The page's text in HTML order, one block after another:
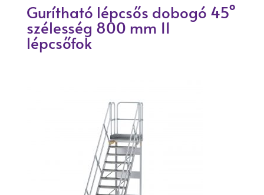
Gurítható lépcsős dobogó 45°
szélesség 800 mm 11
lépcsőfok